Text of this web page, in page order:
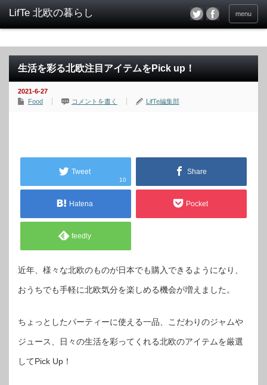
menu
生活を彩る北欧注目アイテムをPick up！
2021-6-27
Food
コメントを書く LifTe編集部
Tweet
10
Share
Hatena Pocket
feedly
近年、様々な北欧のものが日本でも購入できるようになり、
おうちでも手軽に北欧気分を楽しめる機会が増えました。
ちょっとしたパーティーに使える一品、こだわりのジャムや
ジュース、日々の生活を彩ってくれる北欧のアイテムを厳選
してPick Up！